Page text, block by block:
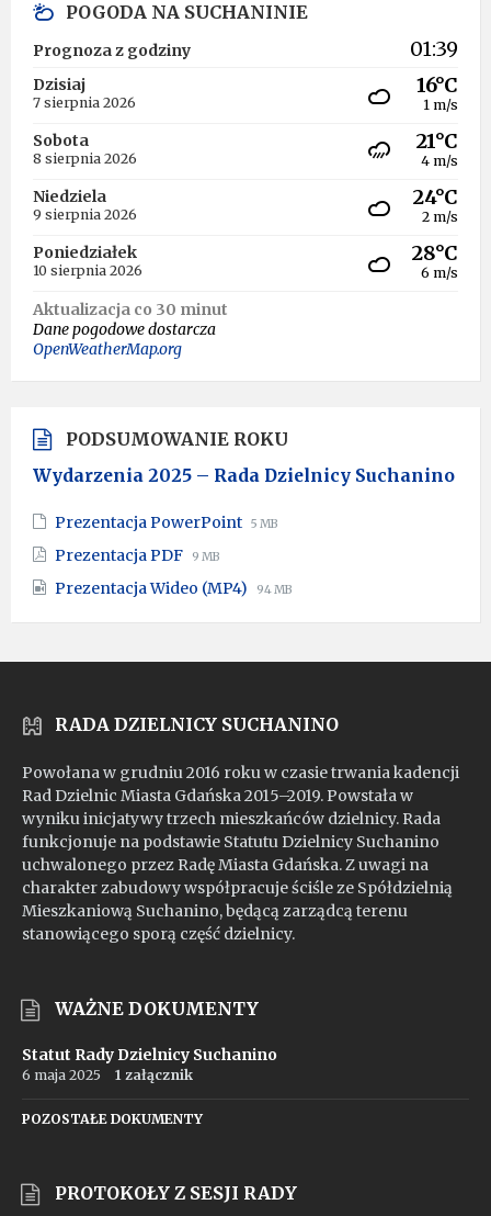
POGODA NA SUCHANINIE
Prognoza z godziny 01:39
Dzisiaj
7 sierpnia 2026
16°C
1 m/s
Sobota
8 sierpnia 2026
21°C
4 m/s
Niedziela
9 sierpnia 2026
24°C
2 m/s
Poniedziałek
10 sierpnia 2026
28°C
6 m/s
Aktualizacja co 30 minut
Dane pogodowe dostarcza
OpenWeatherMap.org
PODSUMOWANIE ROKU
Wydarzenia 2025 – Rada Dzielnicy Suchanino
Prezentacja PowerPoint File
File
5 MB
Prezentacja PDF File
pdf
File
9 MB
Prezentacja Wideo (MP4) File
mp4
File
94 MB
RADA DZIELNICY SUCHANINO
Powołana w grudniu 2016 roku w czasie trwania kadencji
Rad Dzielnic Miasta Gdańska 2015–2019. Powstała w
wyniku inicjatywy trzech mieszkańców dzielnicy. Rada
funkcjonuje na podstawie Statutu Dzielnicy Suchanino
uchwalonego przez Radę Miasta Gdańska. Z uwagi na
charakter zabudowy współpracuje ściśle ze Spółdzielnią
Mieszkaniową Suchanino, będącą zarządcą terenu
stanowiącego sporą część dzielnicy.
WAŻNE DOKUMENTY
Statut Rady Dzielnicy Suchanino
6 maja 2025 1 załącznik
POZOSTAŁE DOKUMENTY
PROTOKOŁY Z SESJI RADY